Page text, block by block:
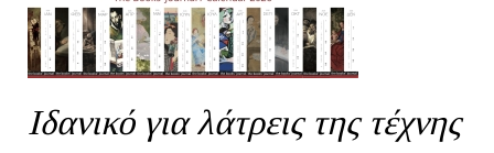
Ιδανικό για λάτρεις της τέχνης